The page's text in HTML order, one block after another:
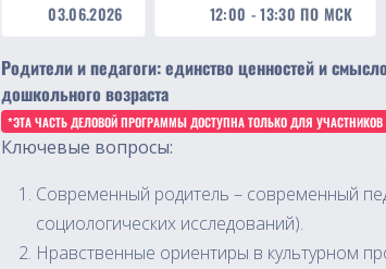
03.06.2026 12:00 -13:30 ПО МСК
Родители и педагоги: единство ценностей и
дошкольного возраста
*ЭТА ЧАСТЬ ДЕЛОВОЙ ПРОГРАММЫ ДОСТУПНА ТОЛЬКО ДЛЯ
Ключевые вопросы:
Современный родитель – современный
социологических исследований).
Нравственные ориентиры в культурном